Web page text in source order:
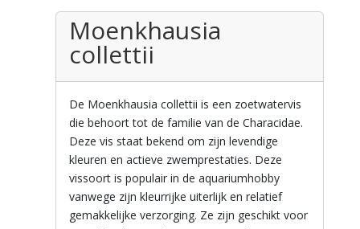
Moenkhausia
collettii
De Moenkhausia collettii is een zoetwatervis
die behoort tot de familie van de Characidae.
Deze vis staat bekend om zijn levendige
kleuren en actieve zwemprestaties. Deze
vissoort is populair in de aquariumhobby
vanwege zijn kleurrijke uiterlijk en relatief
gemakkelijke verzorging. Ze zijn geschikt voor